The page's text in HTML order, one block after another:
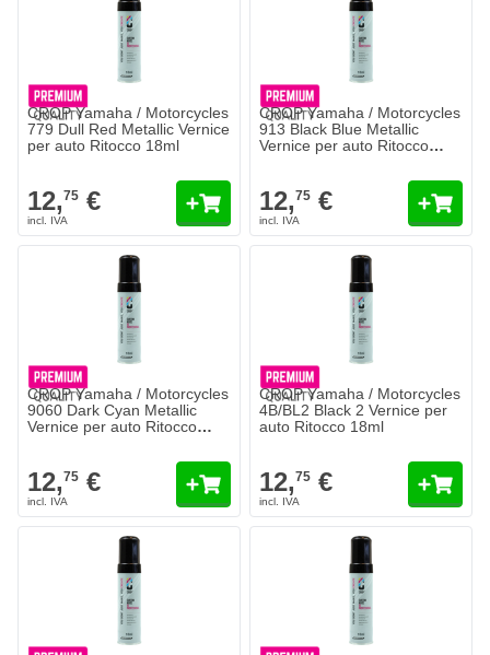
CROP Yamaha / Motorcycles
779 Dull Red Metallic Vernice
per auto Ritocco 18ml
12,75 €
CROP Yamaha / Motorcycles
913 Black Blue Metallic
Vernice per auto Ritocco
12,75 €
CROP Yamaha / Motorcycles
9060 Dark Cyan Metallic
Vernice per auto Ritocco
12,75 €
CROP Yamaha / Motorcycles
4B/BL2 Black 2 Vernice per
auto Ritocco 18ml
12,75 €